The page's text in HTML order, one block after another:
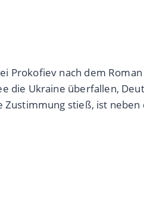
Prokofiev nach dem
die Ukraine überfallen,
stieß, ist